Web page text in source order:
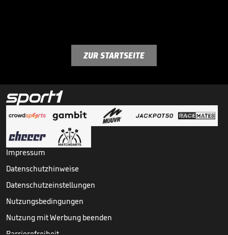
ZUR STARTSEITE
Impressum
Datenschutzhinweise
Datenschutzeinstellungen
Nutzungsbedingungen
Nutzung mit Werbung beenden